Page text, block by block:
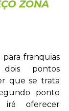
ZONA
franquias
pontos
que se trata
ponto
oferecer